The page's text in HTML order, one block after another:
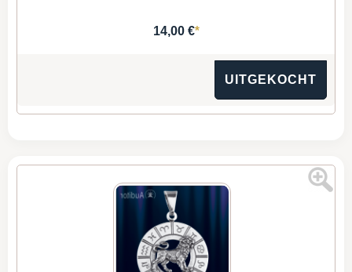
14,00 €*
UITGEKOCHT